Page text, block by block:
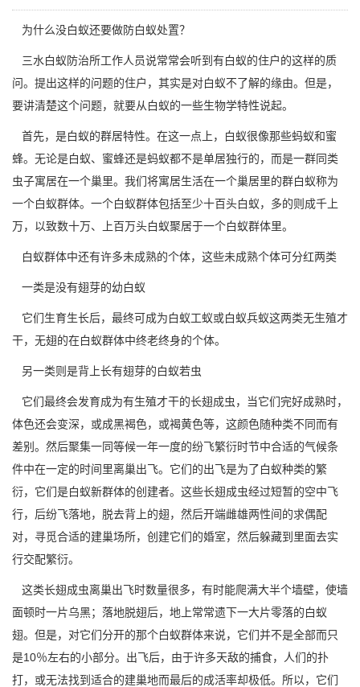
为什么没白蚁还要做防白蚁处置？
三水白蚁防治所工作人员说常常会听到有白蚁的住户的这样的质
问。提出这样的问题的住户，其实是对白蚁不了解的缘由。但是，
要讲清楚这个问题，就要从白蚁的一些生物学特性说起。
首先，是白蚁的群居特性。在这一点上，白蚁很像那些蚂蚁和蜜
蜂。无论是白蚁、蜜蜂还是蚂蚁都不是单居独行的，而是一群同类
虫子寓居在一个巢里。我们将寓居生活在一个巢居里的群白蚁称为
一个白蚁群体。一个白蚁群体包括至少十百头白蚁，多的则成千上
万，以致数十万、上百万头白蚁聚居于一个白蚁群体里。
白蚁群体中还有许多未成熟的个体，这些未成熟个体可分红两类
一类是没有翅芽的幼白蚁
它们生育生长后，最终可成为白蚁工蚁或白蚁兵蚁这两类无生殖才
干，无翅的在白蚁群体中终老终身的个体。
另一类则是背上长有翅芽的白蚁若虫
它们最终会发育成为有生殖才干的长翅成虫，当它们完好成熟时，
体色还会变深，或成黑褐色，或褐黄色等，这颜色随种类不同而有
差别。然后聚集一同等候一年一度的纷飞繁衍时节中合适的气候条
件中在一定的时间里离巢出飞。它们的出飞是为了白蚁种类的繁
衍，它们是白蚁新群体的创建者。这些长翅成虫经过短暂的空中飞
行，后纷飞落地，脱去背上的翅，然后开端雌雄两性间的求偶配
对，寻觅合适的建巢场所，创建它们的婚室，然后躲藏到里面去实
行交配繁衍。
这类长翅成虫离巢出飞时数量很多，有时能爬满大半个墙壁，使墙
面顿时一片乌黑；落地脱翅后，地上常常遗下一大片零落的白蚁
翅。但是，对它们分开的那个白蚁群体来说，它们并不是全部而只
是10％左右的小部分。出飞后，由于许多天敌的捕食，人们的扑
打，或无法找到适合的建巢地而最后的成活率却极低。所以，它们